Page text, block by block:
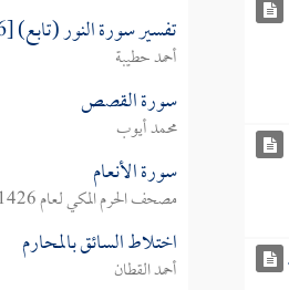
تفسير سورة النور (تابع) [6 - 10]
أحمد حطيبة
سورة القصص
محمد أيوب
سورة الأنعام
مصحف الحرم المكي لعام 1426هـ
اختلاط السائق بالمحارم
أحمد القطان